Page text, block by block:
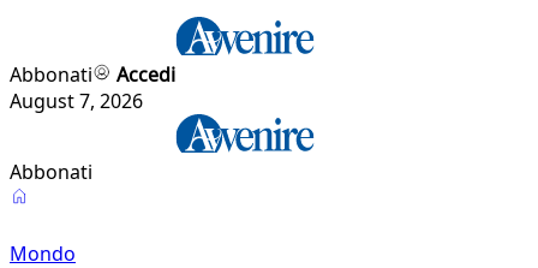
Abbonati
Accedi
August 7, 2026
Abbonati
Mondo